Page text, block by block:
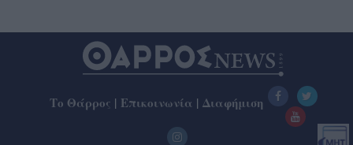
Το Θάρρος | Επικοινωνία | Διαφήμιση